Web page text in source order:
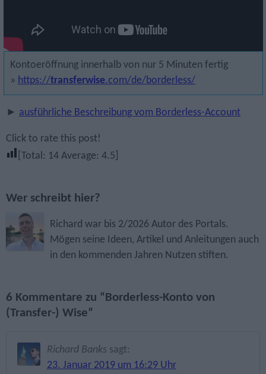
Kontoeröffnung innerhalb von nur 5 Minuten fertig
» https://transferwise.com/de/borderless/
► ausführliche Beschreibung vom Borderless-Account
Click to rate this post!
[Total: 14 Average: 4.5
Wer schreibt hier?
Richard war bis 2/2026 Autor des Portals.
Mögen seine Ideen, Artikel und Anleitungen auch
in den kommenden Jahren Nutzen stiften.
6 Kommentare zu “Borderless-Konto von
(Transfer-) Wise”
Richard Banks sagt:
23. Januar 2019 um 16:29 Uhr